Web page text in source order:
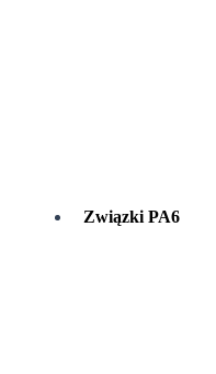
Związki PA6